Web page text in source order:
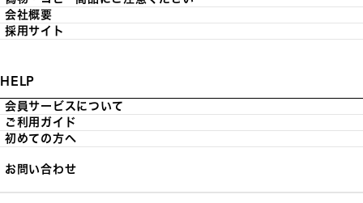
会社概要
採用サイト
HELP
会員サービスについて
ご利用ガイド
初めての方へ
お問い合わせ